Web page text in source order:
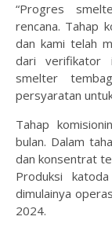
“Progres
rencana. Tahap
dan kami telah
dari verifikator
smelter
persyaratan
Tahap
bulan. Dalam
dan konsentrat
Produksi
dimulainya
2024.